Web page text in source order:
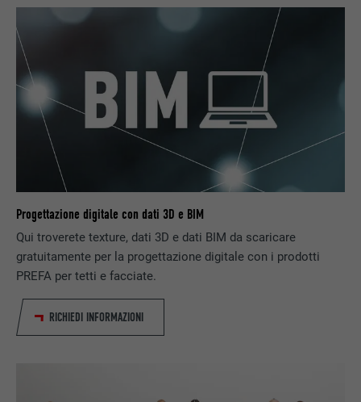
Progettazione digitale con dati 3D e BIM
Qui troverete texture, dati 3D e dati BIM da scaricare
gratuitamente per la progettazione digitale con i prodotti
PREFA per tetti e facciate.
RICHIEDI INFORMAZIONI
DECORSO
SCOPO
Utilizzato dal servizio di social network
LinkedIn per il tracking dell’utilizzo di
prestazioni di servizio integrate.
NOME UserMatchHistory
PROVIDER
DECORSO
Utilizzato per il tracking degli utenti su
diversi siti web, per visualizzare annunci
pubblicitari rilevanti sulla base delle
preferenze dell’utente.